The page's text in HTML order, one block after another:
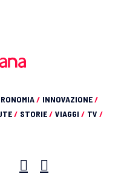
/ INNOVAZIONE/
/ STORIE/ VIAGGI / TV /